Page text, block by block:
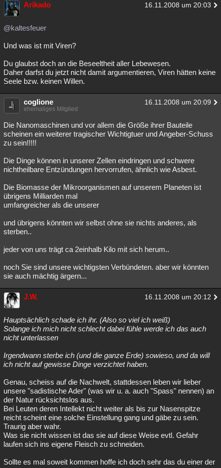
Arikado 16.11.2008 um 20:03
@kaltesfeuer
Und was ist mit Viren?
Du glaubst doch an die Beseeltheit aller Lebewesen.
Daher darfst du jetzt nicht damit argumentieren, Viren hätten keine
Seele bzw. keinen Willen.
coglione 16.11.2008 um 20:09
ehemaliges Mitglied
Die Nanomaschinen und vor allem die Größe ihrer Bauteile
scheinen ein weiterer tragischer Wichtigtuer und Angeber-Schuss
zu sein!!!!!
Die Dinge können in unserer Zellen eindringen und schwere
nichtheilbare Entzündungen hervorrufen, ähnlich wie Asbest.
Die Biomasse der Mikroorganismen auf unserem Planeten ist
übrigens Milliarden mal
umfangreicher als die unserer
und übrigens könnten wir selbst ohne sie nichts anderes, als
sterben..
jeder von uns trägt ca 2einhalb Kilo mit sich herum..
noch Sie sind unsere wichtigsten Verbündeten. aber wir könnten
sie auch mächtig ärgern...
J.W. 16.11.2008 um 20:12
Hauptsächlich schade ich ihr. (Also so viel ich weiß)
Solange ich mich nicht schlecht dabei fühle werde ich das auch
nicht unterlassen
Irgendwann sterbe ich (und die ganze Erde) sowieso, und da will
ich nicht auf gewisse Dinge verzichtet haben.
Genau, scheiss auf die Nachwelt, stattdessen leben wir lieber
unsere "sadistische Ader" (was wir u. a. auch "Spass" nennen) an
der Natur rücksichtslos aus.
Bei Leuten deren Intellekt nicht weiter als bis zur Nasenspitze
reicht scheint eine solche Einstellung gang und gäbe zu sein.
Traurig aber wahr.
Was sie nicht wissen ist das sie auf diese Weise evtl. Gefahr
laufen sich ins eigene Fleisch zu schneiden.
Sollte es mal soweit kommen hoffe ich doch sehr das du einer der